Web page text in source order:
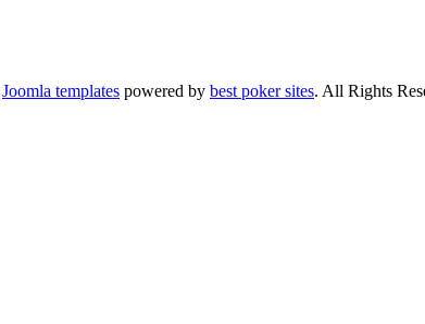
Joomla templates powered by best poker sites. All Rights